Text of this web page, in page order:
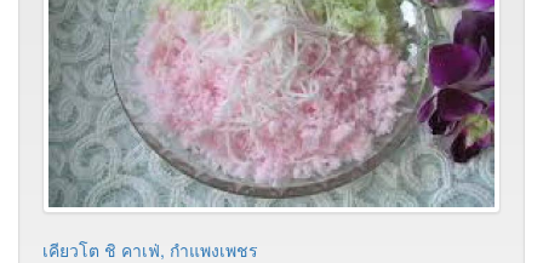
เคียวโต ชิ คาเฟ่, กำแพงเพชร